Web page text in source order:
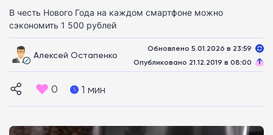
В честь Нового Года на каждом смартфоне можно
сэкономить 1 500 рублей
Алексей Остапенко
Обновлено 5.01.2026 в 23:59
Опубликовано 21.12.2019 в 08:00
0 1 мин